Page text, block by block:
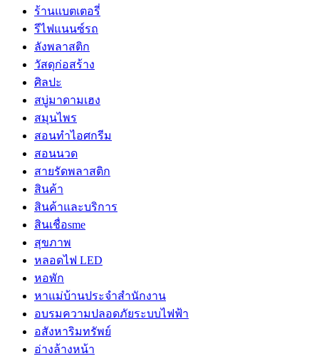
ร้านแบตเตอรี่
รีไฟแนนซ์รถ
ลังพลาสติก
วัสดุก่อสร้าง
ศิลปะ
สบู่มาดามเฮง
สมุนไพร
สอนทำไอศกรีม
สอนนวด
สายรัดพลาสติก
สินค้า
สินค้าและบริการ
สินเชื่อsme
สุขภาพ
หลอดไฟ LED
หอพัก
หาแม่บ้านประจำสำนักงาน
อบรมความปลอดภัยระบบไฟฟ้า
อสังหาริมทรัพย์
อ่างล้างหน้า